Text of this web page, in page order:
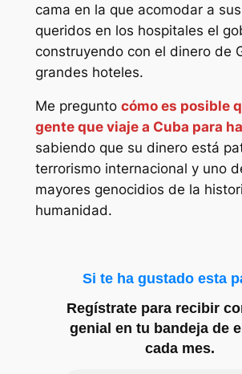
cama en la que acomodar a
queridos en los hospitales el
construyendo con el dinero de
grandes hoteles.
Me pregunto cómo es posible
gente que viaje a Cuba para
sabiendo que su dinero está
terrorismo internacional y uno
mayores genocidios de la
humanidad.
Si te ha gustado esta
Regístrate para recibir
genial en tu bandeja de
cada mes.